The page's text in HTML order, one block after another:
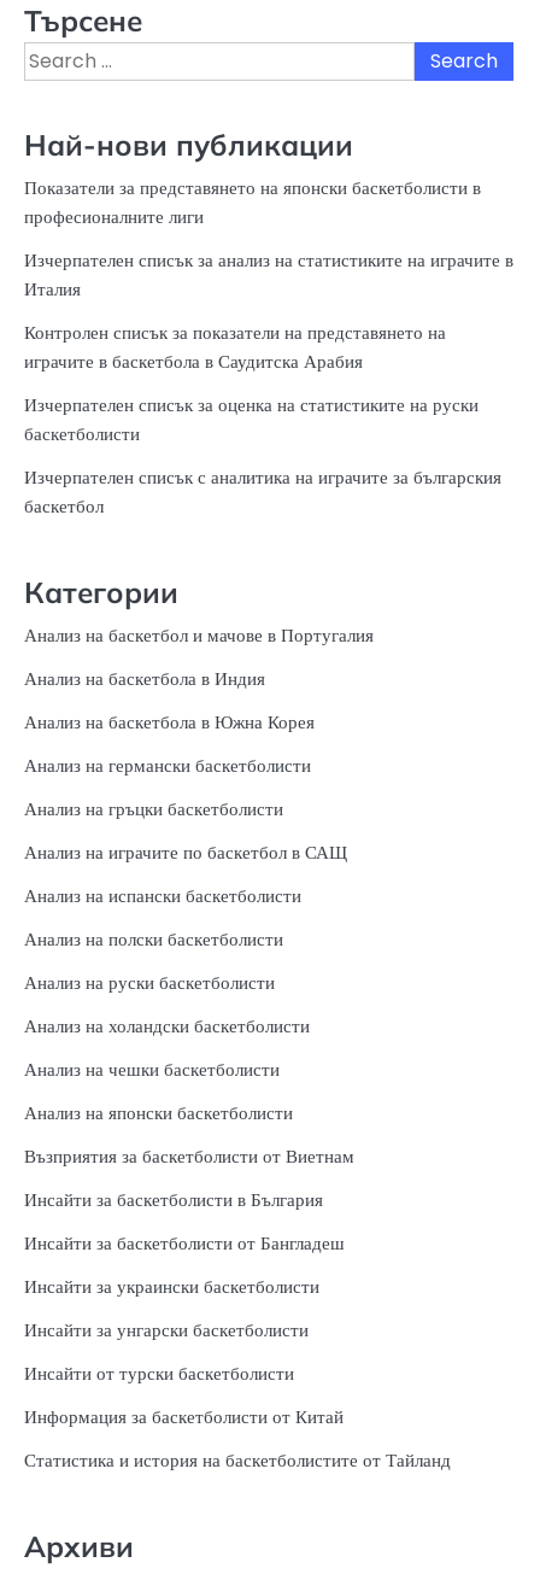
Търсене
Search
for:
Най-нови публикации
Показатели за представянето на японски баскетболисти в
професионалните лиги
Изчерпателен списък за анализ на статистиките на играчите в
Италия
Контролен списък за показатели на представянето на
играчите в баскетбола в Саудитска Арабия
Изчерпателен списък за оценка на статистиките на руски
баскетболисти
Изчерпателен списък с аналитика на играчите за българския
баскетбол
Категории
Анализ на баскетбол и мачове в Португалия
Анализ на баскетбола в Индия
Анализ на баскетбола в Южна Корея
Анализ на германски баскетболисти
Анализ на гръцки баскетболисти
Анализ на играчите по баскетбол в САЩ
Анализ на испански баскетболисти
Анализ на полски баскетболисти
Анализ на руски баскетболисти
Анализ на холандски баскетболисти
Анализ на чешки баскетболисти
Анализ на японски баскетболисти
Възприятия за баскетболисти от Виетнам
Инсайти за баскетболисти в България
Инсайти за баскетболисти от Бангладеш
Инсайти за украински баскетболисти
Инсайти за унгарски баскетболисти
Инсайти от турски баскетболисти
Информация за баскетболисти от Китай
Статистика и история на баскетболистите от Тайланд
Архиви